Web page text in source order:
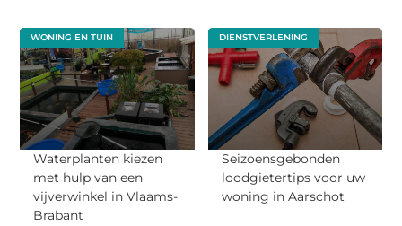
WONING EN TUIN
Waterplanten kiezen
met hulp van een
vijverwinkel in Vlaams-
Brabant
DIENSTVERLENING
Seizoensgebonden
loodgietertips voor uw
woning in Aarschot